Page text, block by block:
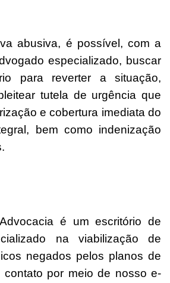
abusiva, é possível, com a
especializado, buscar
para reverter a situação,
tutela de urgência que
e cobertura imediata do
bem como indenização
é um escritório de
na viabilização de
negados pelos planos de
contato por meio de nosso e-